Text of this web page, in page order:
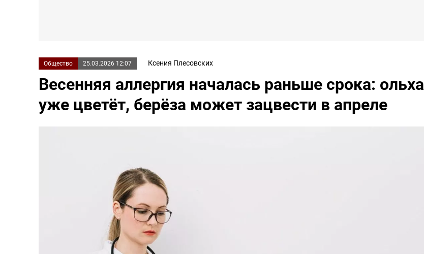
Общество 25.03.2026 12:07 Ксения Плесовских
Весенняя аллергия началась раньше срока: ольха
уже цветёт, берёза может зацвести в апреле